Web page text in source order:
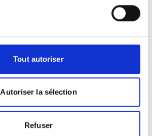
Tout autoriser
Autoriser la sélection
Refuser
Leaflet |©OpenStreetMap